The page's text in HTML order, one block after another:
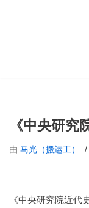
《中央研究
由 马光（搬运工）
《中央研究院近代